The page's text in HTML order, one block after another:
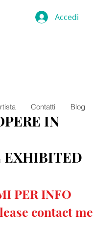
Accedi
Contatti Blog
IN
EXHIBITED
PER INFO
contact me